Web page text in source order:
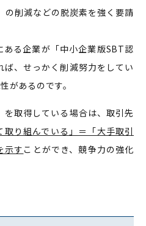
の削減などの脱炭素を強く要請
る企業が「中小企業版SBT認
、せっかく削減努力をしてい
があるのです。
取得している場合は、取引先
取り組んでいる」＝「大手取引
示す ことができ、競争力の強化